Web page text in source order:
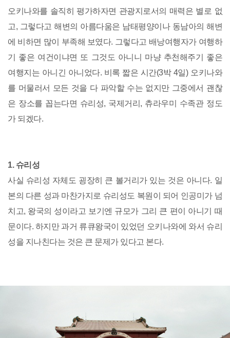
오키나와를 솔직히 평가하자면 관광지로서의 매력은 별로 없
고, 그렇다고 해변의 아름다움은 남태평양이나 동남아의 해변
에 비하면 많이 부족해 보였다. 그렇다고 배낭여행자가 여행하
기 좋은 여건이냐면 또 그것도 아니니 마냥 추천해주기 좋은
여행지는 아니긴 아니었다. 비록 짧은 시간(3박 4일) 오키나와
를 머물러서 모든 것을 다 파악할 수는 없지만 그중에서 괜찮
은 장소를 꼽는다면 슈리성, 국제거리, 츄라우미 수족관 정도
가 되겠다.
1. 슈리성
사실 슈리성 자체도 굉장히 큰 볼거리가 있는 것은 아니다. 일
본의 다른 성과 마찬가지로 슈리성도 복원이 되어 인공미가 넘
치고, 왕국의 성이라고 보기엔 규모가 그리 큰 편이 아니기 때
문이다. 하지만 과거 류큐왕국이 있었던 오키나와에 와서 슈리
성을 지나친다는 것은 큰 문제가 있다고 본다.